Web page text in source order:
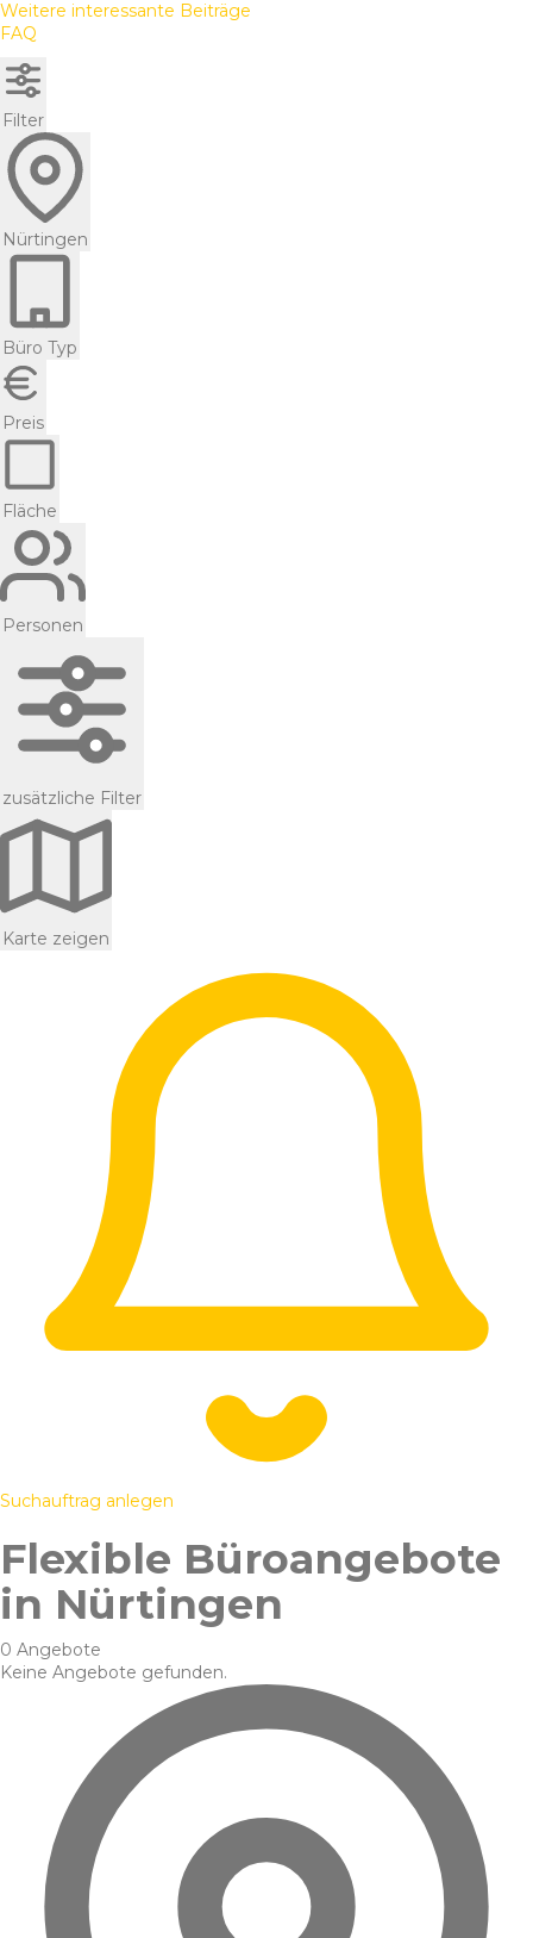
Weitere interessante Beiträge
FAQ
Filter
Nürtingen
Büro Typ
Preis
Fläche
Personen
zusätzliche Filter
Karte zeigen
Suchauftrag anlegen
Flexible Büroangebote
in Nürtingen
0 Angebote
Keine Angebote gefunden.